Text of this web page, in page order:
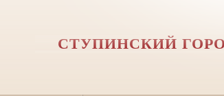
СТУПИНСКИЙ